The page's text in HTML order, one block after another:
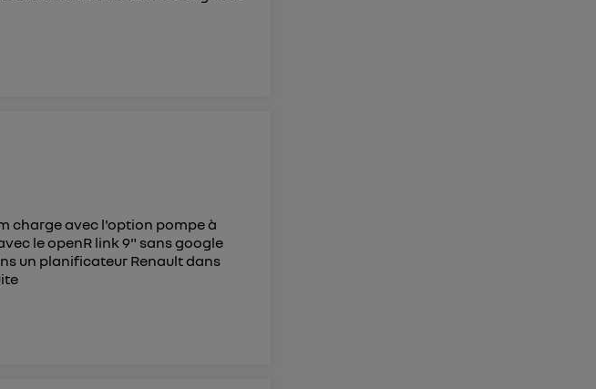
charge avec l'option pompe à
le openR link 9" sans google
un planificateur Renault dans